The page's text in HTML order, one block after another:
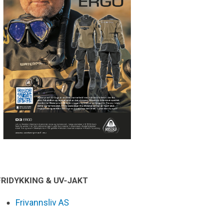
& UV-JAKT
Frivannsliv AS